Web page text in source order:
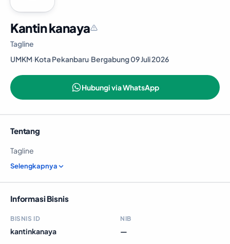
Kantin kanaya
Tagline
UMKM·Kota Pekanbaru·Bergabung 09 Juli 2026
Hubungi via WhatsApp
Tentang
Tagline
Selengkapnya
Informasi Bisnis
BISNIS ID
kantinkanaya
NIB
—